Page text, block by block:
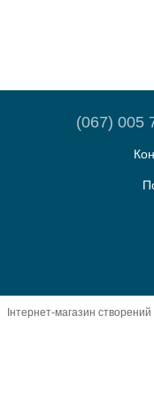
(067) 005
Інтернет-магазин